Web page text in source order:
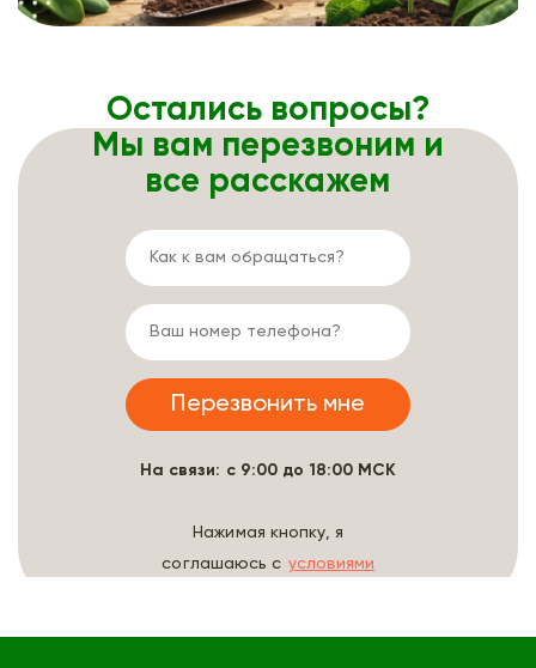
Остались вопросы?
Мы вам перезвоним и
все расскажем
На связи: с 9:00 до 18:00 МСК
Нажимая кнопку, я
соглашаюсь с условиями